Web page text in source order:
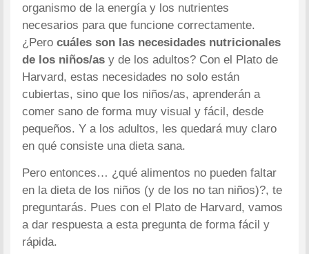
organismo de la energía y los nutrientes
necesarios para que funcione correctamente.
¿Perocuáles son las necesidades nutricionales
de los niños/as y de los adultos? Con el Plato de
Harvard, estas necesidades no solo están
cubiertas, sino que los niños/as, aprenderán a
comer sano de forma muy visual y fácil, desde
pequeños. Y a los adultos, les quedará muy claro
en qué consiste una dieta sana.
Pero entonces… ¿qué alimentos no pueden faltar
en la dieta de los niños (y de los no tan niños)?, te
preguntarás. Pues con el Plato de Harvard, vamos
a dar respuesta a esta pregunta de forma fácil y
rápida.